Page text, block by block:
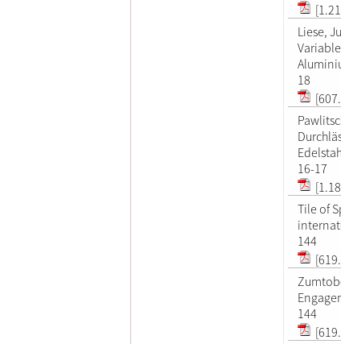
Liese,
18
16-17
Tile of
144
144